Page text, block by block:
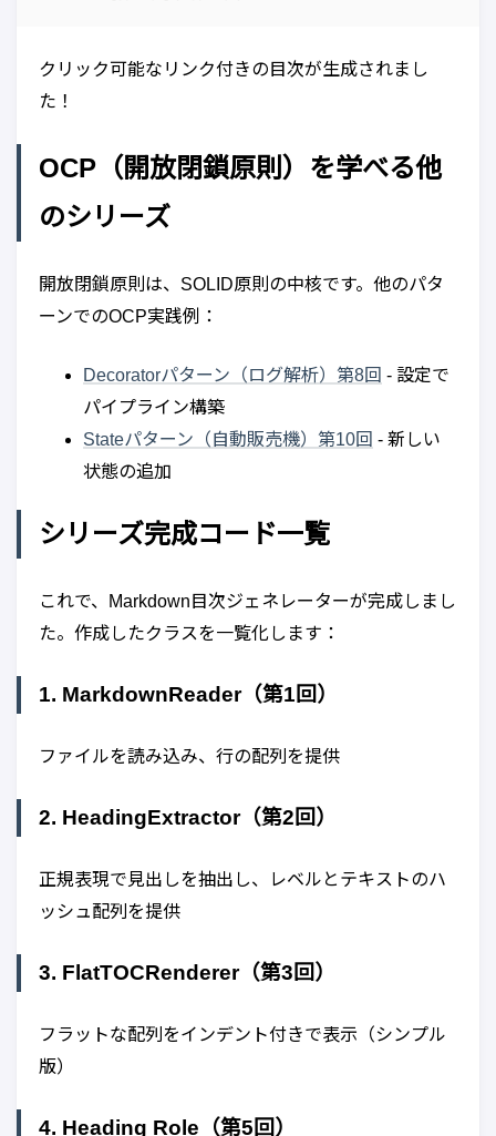
クリック可能なリンク付きの目次が生成されまし
た！
OCP（開放閉鎖原則）を学べる他
のシリーズ
開放閉鎖原則は、SOLID原則の中核です。他のパタ
ーンでのOCP実践例：
Decoratorパターン（ログ解析）第8回 - 設定で
パイプライン構築
Stateパターン（自動販売機）第10回 - 新しい
状態の追加
シリーズ完成コード一覧
これで、Markdown目次ジェネレーターが完成しまし
た。作成したクラスを一覧化します：
1. MarkdownReader（第1回）
ファイルを読み込み、行の配列を提供
2. HeadingExtractor（第2回）
正規表現で見出しを抽出し、レベルとテキストのハ
ッシュ配列を提供
3. FlatTOCRenderer（第3回）
フラットな配列をインデント付きで表示（シンプル
版）
4. Heading Role（第5回）